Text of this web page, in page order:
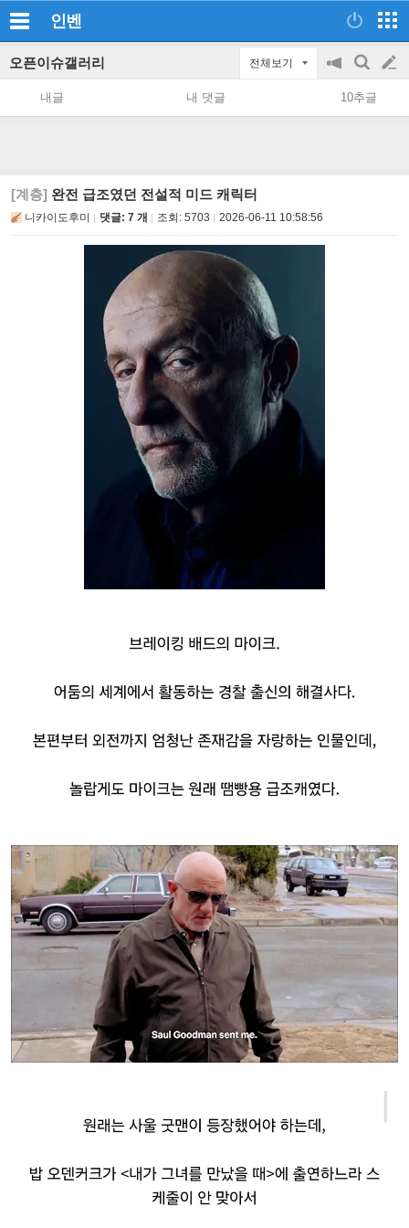
인벤
오픈이슈갤러리 전체보기
공
지
on/off
검
색
글
쓰
내글 내 댓글 10추글
[계층] 완전 급조였던 전설적 미드 캐릭터
니카이도후미 댓글: 7 개 조회: 5703 2026-06-11 10:58:56